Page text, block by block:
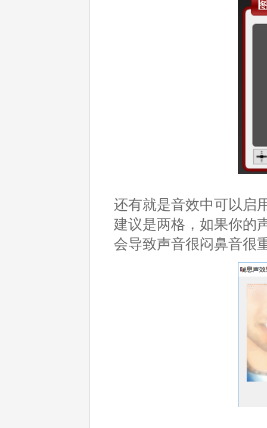
还有就是音效中可以启
建议是两格，如果你的
会导致声音很闷鼻音很